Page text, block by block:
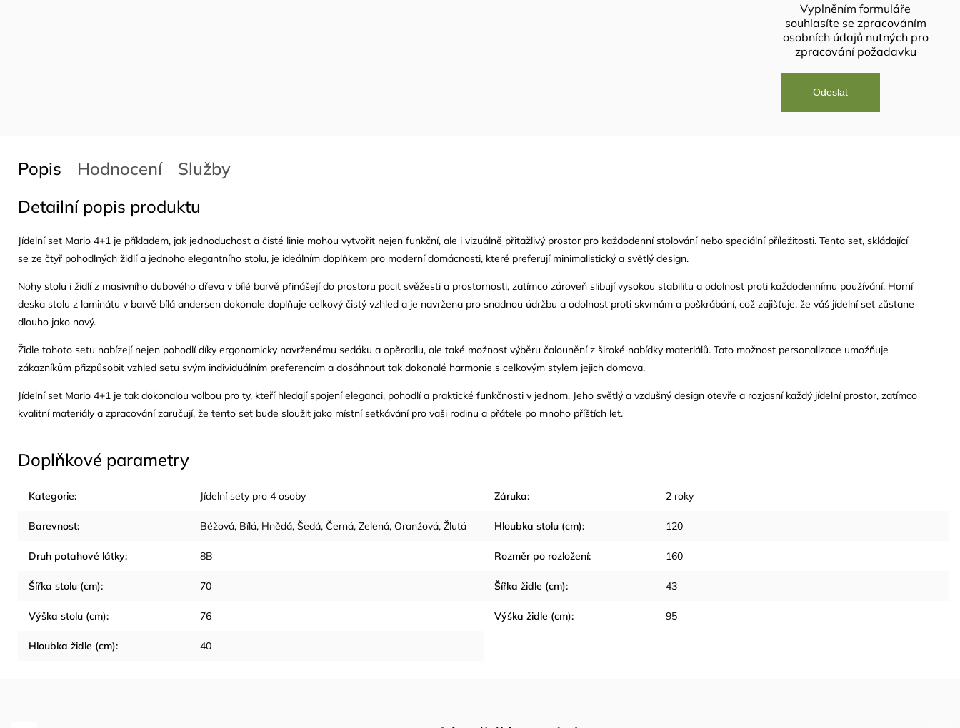
Vyplněním formuláře
souhlasíte se zpracováním
osobních údajů nutných pro
zpracování požadavku
Popis Hodnocení
Služby
Detailní popis produktu
Jídelní set Mario 4+1 je příkladem, jak jednoduchost a čisté linie mohou vytvořit nejen funkční, ale i vizuálně přitažlivý prostor pro každodenní stolování nebo speciální příležitosti. Tento set, skládající
se ze čtyř pohodlných židlí a jednoho elegantního stolu, je ideálním doplňkem pro moderní domácnosti, které preferují minimalistický a světlý design.
Nohy stolu i židlí z masivního dubového dřeva v bílé barvě přinášejí do prostoru pocit svěžesti a prostornosti, zatímco zároveň slibují vysokou stabilitu a odolnost proti každodennímu používání. Horní
deska stolu z laminátu v barvě bílá andersen dokonale doplňuje celkový čistý vzhled a je navržena pro snadnou údržbu a odolnost proti skvrnám a poškrábání, což zajišťuje, že váš jídelní set zůstane
dlouho jako nový.
Židle tohoto setu nabízejí nejen pohodlí díky ergonomicky navrženému sedáku a opěradlu, ale také možnost výběru čalounění z široké nabídky materiálů. Tato možnost personalizace umožňuje
zákazníkům přizpůsobit vzhled setu svým individuálním preferencím a dosáhnout tak dokonalé harmonie s celkovým stylem jejich domova.
Jídelní set Mario 4+1 je tak dokonalou volbou pro ty, kteří hledají spojení eleganci, pohodlí a praktické funkčnosti v jednom. Jeho světlý a vzdušný design otevře a rozjasní každý jídelní prostor, zatímco
kvalitní materiály a zpracování zaručují, že tento set bude sloužit jako místní setkávání pro vaši rodinu a přátele po mnoho příštích let.
Doplňkové parametry
Kategorie: Jídelní sety pro 4 osoby Záruka: 2 roky
Barevnost: Béžová, Bílá, Hnědá, Šedá, Černá, Zelená, Oranžová, Žlutá Hloubka stolu (cm): 120
Druh potahové látky: 8B Rozměr po rozložení: 160
Šířka stolu (cm): 70 Šířka židle (cm): 43
Výška stolu (cm): 76 Výška židle (cm): 95
Hloubka židle (cm): 40